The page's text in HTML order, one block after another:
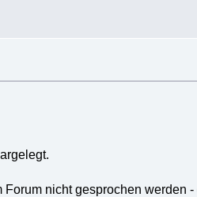
nicht gesprochen werden